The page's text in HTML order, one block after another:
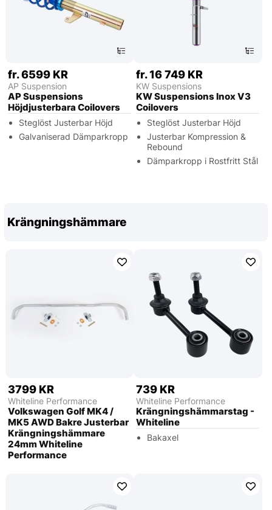
fr. 6599 KR
AP Suspension
AP Suspensions
Höjdjusterbara Coilovers
Steglöst Justerbar Höjd
Galvaniserad Dämparkropp
fr. 16 749 KR
KW Suspensions
KW Suspensions Inox V3
Coilovers
Steglöst Justerbar Höjd
Justerbar Kompression &
Rebound
Dämparkropp i Rostfritt Stål
Krängningshämmare
3799 KR
Whiteline Performance
Volkswagen Golf MK4 /
MK5 AWD Bakre Justerbar
Krängningshämmare
24mm Whiteline
Performance
739 KR
Whiteline Performance
Krängningshämmarstag -
Whiteline
Bakaxel